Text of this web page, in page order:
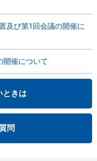
及び第1回会議の開催に
開催について
ときは
問